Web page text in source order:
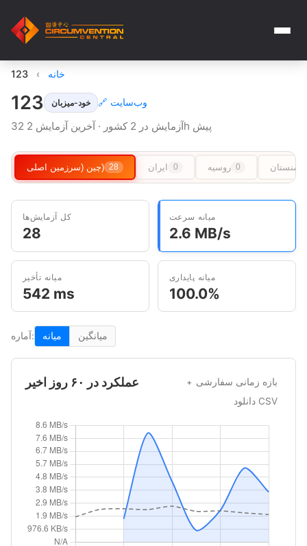
خانه ›
123
123 خود-میزبان 🔗 وب‌سایت
32 آزمایش در 2 کشور · آخرین آزمایش 2h پیش
چین (سرزمین اصلی) 28 ایران 0 روسیه 0
کل آزمایش‌ها
28
میانه سرعت
2.6 MB/s
میانه تأخیر
542 ms
میانه پایداری
100.0%
آماره: میانه میانگین
عملکرد در ۶۰ روز اخیر
بازه زمانی سفارشی
دانلود CSV